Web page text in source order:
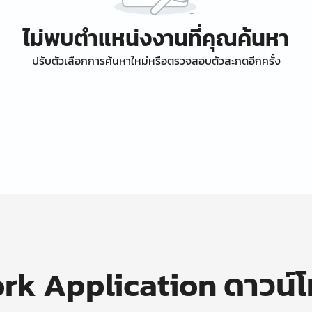
ไม่พบตำแหน่งงานที่คุณค้นหา
ปรับตัวเลือกการค้นหาใหม่หรือตรวจสอบตัวสะกดอีกครั้ง
Application ดาวน์